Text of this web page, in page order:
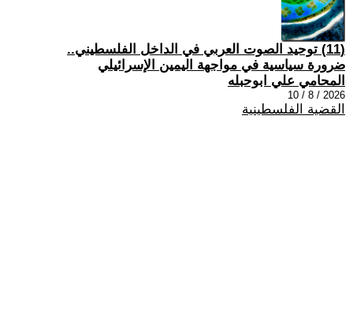
(11) توحيد الصوت العربي في الداخل الفلسطيني..
ضرورة سياسية في مواجهة اليمين الإسرائيلي
المحامي علي ابوحبله
2026 / 8 / 10
القضية الفلسطينية